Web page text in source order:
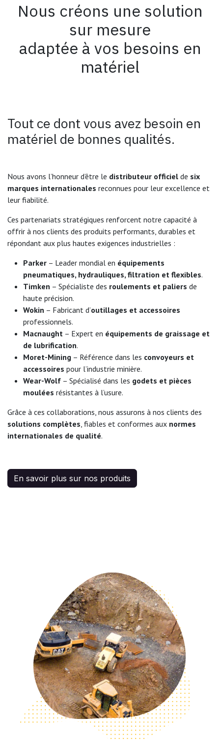
Nous créons une solution
sur mesure
adaptée à vos besoins en
matériel
Tout ce dont vous avez besoin en
matériel de bonnes qualités.
Nous avons l’honneur d’être le distributeur officiel de six
marques internationales reconnues pour leur excellence et
leur fiabilité.
Ces partenariats stratégiques renforcent notre capacité à
offrir à nos clients des produits performants, durables et
répondant aux plus hautes exigences industrielles :
Parker – Leader mondial en équipements
pneumatiques, hydrauliques, filtration et flexibles.
Timken – Spécialiste des roulements et paliers de
haute précision.
Wokin – Fabricant d’outillages et accessoires
professionnels.
Macnaught – Expert en équipements de graissage et
de lubrification.
Moret-Mining – Référence dans les convoyeurs et
accessoires pour l’industrie minière.
Wear-Wolf – Spécialisé dans les godets et pièces
moulées résistantes à l’usure.
Grâce à ces collaborations, nous assurons à nos clients des
solutions complètes, fiables et conformes aux normes
internationales de qualité.
En savoir plus sur nos produits